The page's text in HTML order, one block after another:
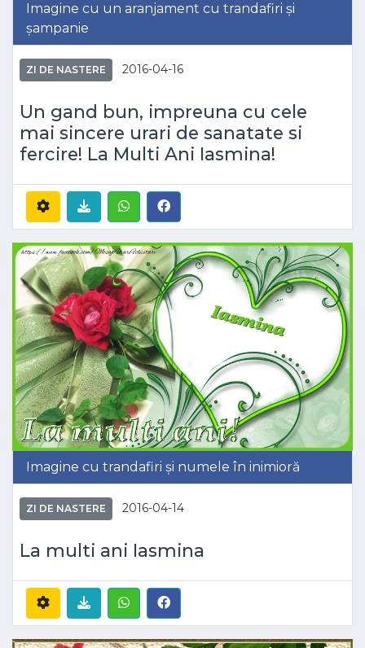
Imagine cu un aranjament cu trandafiri și
șampanie
ZI DE NASTERE 2016-04-16
Un gand bun, impreuna cu cele
mai sincere urari de sanatate si
fercire! La Multi Ani Iasmina!
Imagine cu trandafiri și numele în inimioră
ZI DE NASTERE 2016-04-14
La multi ani Iasmina